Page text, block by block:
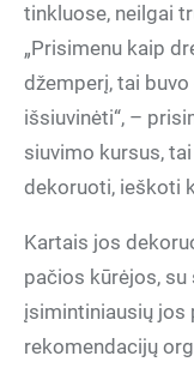
tinkluose, neilgai
„Prisimenu kaip
džemperį, tai
išsiuvinėti“, –
siuvimo kursus,
dekoruoti, ieškoti
Kartais jos
pačios kūrėjos, su
įsimintiniausių jos
rekomendacijų